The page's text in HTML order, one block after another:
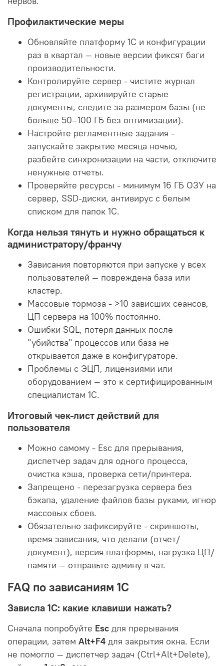
Профилактические меры
Обновляйте платформу 1С и конфигурации
раз в квартал — новые версии фиксят баги
производительности.
Контролируйте сервер - чистите журнал
регистрации, архивируйте старые
документы, следите за размером базы (не
больше 50–100 ГБ без оптимизации).
Настройте регламентные задания -
запускайте закрытие месяца ночью,
разбейте синхронизации на части, отключите
ненужные отчеты.
Проверяйте ресурсы - минимум 16 ГБ ОЗУ на
сервер, SSD-диски, антивирус с белым
списком для папок 1С.
Когда нельзя тянуть и нужно обращаться к
администратору/франчу
Зависания повторяются при запуске у всех
пользователей — повреждена база или
кластер.
Массовые тормоза - >10 зависших сеансов,
ЦП сервера на 100% постоянно.
Ошибки SQL, потеря данных после
"убийства" процессов или база не
открывается даже в конфигураторе.
Проблемы с ЭЦП, лицензиями или
оборудованием — это к сертифицированным
специалистам 1С.
Итоговый чек-лист действий для
пользователя
Можно самому - Esc для прерывания,
диспетчер задач для одного процесса,
очистка кэша, проверка сети/принтера.
Запрещено - перезагрузка сервера без
бэкапа, удаление файлов базы руками, игнор
массовых сбоев.
Обязательно зафиксируйте - скриншоты,
время зависания, что делали (отчет/
документ), версия платформы, нагрузка ЦП/
памяти — отправьте админу в чат.
FAQ по зависаниям 1С
Зависла 1С: какие клавиши нажать?
Сначала попробуйте Esc для прерывания
операции, затем Alt+F4 для закрытия окна. Если
не помогло — диспетчер задач (Ctrl+Alt+Delete),